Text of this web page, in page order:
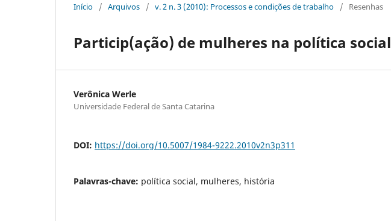
Início / Arquivos / v. 2 n. 3 (2010): Processos e condições de trabalho / Resenhas
Particip(ação) de mulheres na política social
Verônica Werle
Universidade Federal de Santa Catarina
DOI: https://doi.org/10.5007/1984-9222.2010v2n3p311
Palavras-chave: política social, mulheres, história